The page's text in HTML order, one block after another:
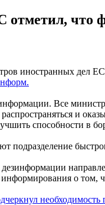
отметил, что
иностранных дел
Все
и
способности в
о том,